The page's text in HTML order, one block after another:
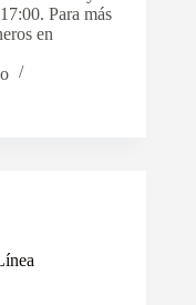
Para más
en